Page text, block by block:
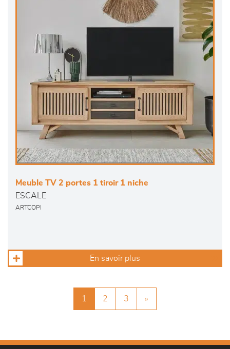
Meuble TV 2 portes 1 tiroir 1 niche
ESCALE
ARTCOPI
En savoir plus
1 2 3 »